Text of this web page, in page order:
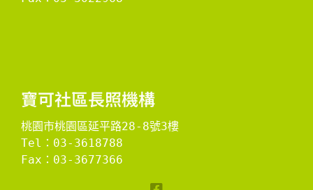
​寶可社區長照機構​
桃園市桃園區延平路28-8號3樓
Tel：03-3618788
Fax：03-3677366